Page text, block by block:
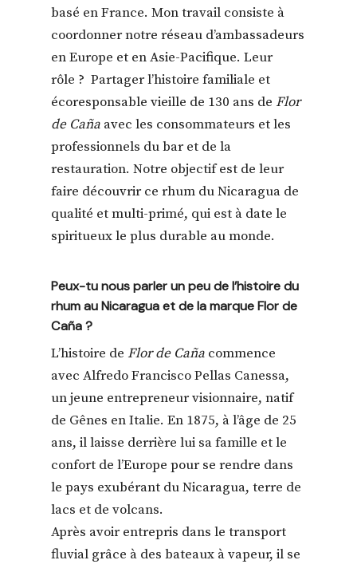
basé en France. Mon travail consiste à
coordonner notre réseau d’ambassadeurs
en Europe et en Asie-Pacifique. Leur
rôle ? Partager l’histoire familiale et
écoresponsable vieille de 130 ans deFlor
de Caña avec les consommateurs et les
professionnels du bar et de la
restauration. Notre objectif est de leur
faire découvrir ce rhum du Nicaragua de
qualité et multi-primé, qui est à date le
spiritueux le plus durable au monde.
Peux-tu nous parler un peu de l’histoire du
rhum au Nicaragua et de la marque Flor de
Caña ?
L’histoire deFlor de Caña commence
avec Alfredo Francisco Pellas Canessa,
un jeune entrepreneur visionnaire, natif
de Gênes en Italie. En 1875, à l’âge de 25
ans, il laisse derrière lui sa famille et le
confort de l’Europe pour se rendre dans
le pays exubérant du Nicaragua, terre de
lacs et de volcans.
Après avoir entrepris dans le transport
fluvial grâce à des bateaux à vapeur, il se